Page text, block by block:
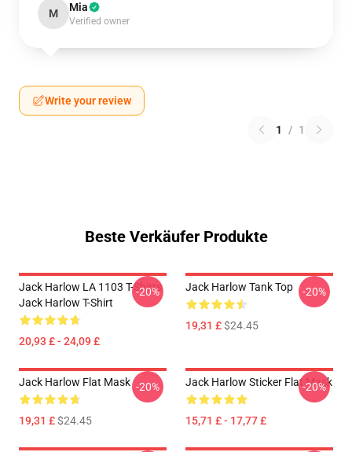
M Mia
Verified owner
Write your review
1 / 1
Beste Verkäufer Produkte
Jack Harlow LA 1103 T-Shirts
Jack Harlow T-Shirt
20,93 £ - 24,09 £
-20% Jack Harlow Tank Top
19,31 £$24.45
-20%
Jack Harlow Flat Mask
19,31 £$24.45
-20% Jack Harlow Sticker Flat Mask
15,71 £ - 17,77 £
-20%